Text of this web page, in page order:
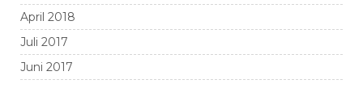
April 2018
Juli 2017
Juni 2017